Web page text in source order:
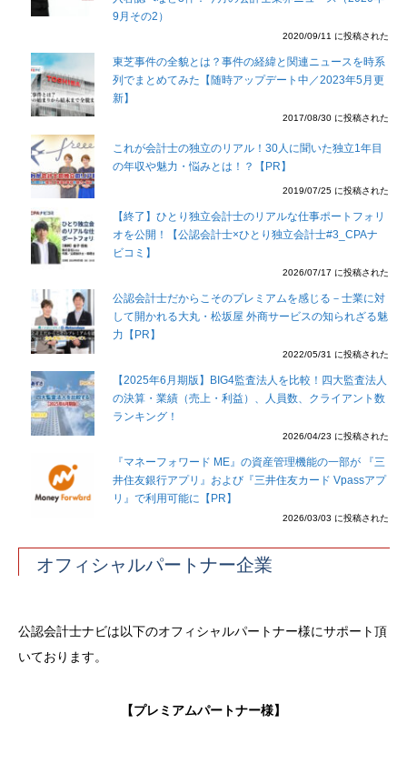
9月その2）
2020/09/11 に投稿された
東芝事件の全貌とは？事件の経緯と関連ニュースを時系
列でまとめてみた【随時アップデート中／2023年5月更
新】
2017/08/30 に投稿された
これが会計士の独立のリアル！30人に聞いた独立1年目
の年収や魅力・悩みとは！？【PR】
2019/07/25 に投稿された
【終了】ひとり独立会計士のリアルな仕事ポートフォリ
オを公開！【公認会計士×ひとり独立会計士#3_CPAナ
ビコミ】
2026/07/17 に投稿された
公認会計士だからこそのプレミアムを感じる－士業に対
して開かれる大丸・松坂屋 外商サービスの知られざる魅
力【PR】
2022/05/31 に投稿された
【2025年6月期版】BIG4監査法人を比較！四大監査法人
の決算・業績（売上・利益）、人員数、クライアント数
ランキング！
2026/04/23 に投稿された
『マネーフォワード ME』の資産管理機能の一部が 『三
井住友銀行アプリ』および『三井住友カード Vpassアプ
リ』で利用可能に【PR】
2026/03/03 に投稿された
オフィシャルパートナー企業
公認会計士ナビは以下のオフィシャルパートナー様にサポート頂
いております。
【プレミアムパートナー様】